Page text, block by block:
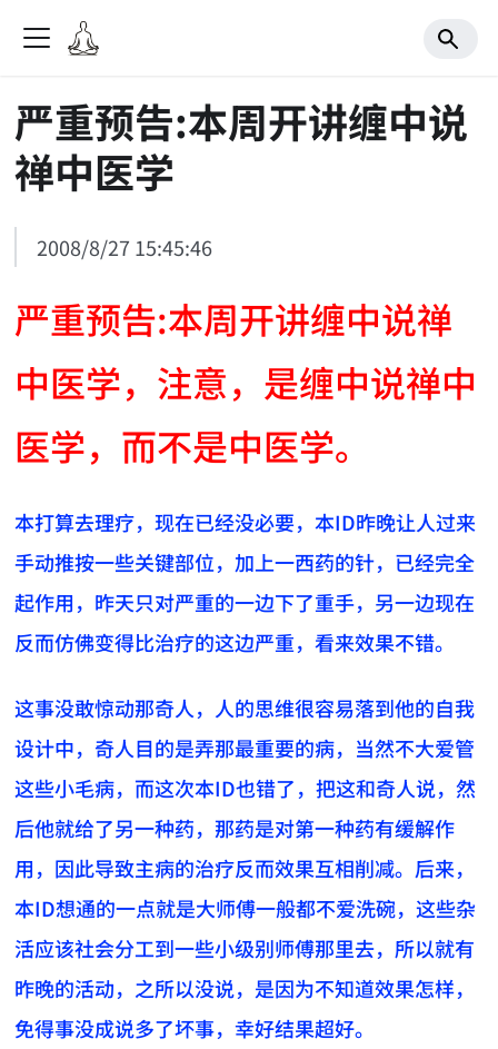
严重预告:本周开讲缠中说
禅中医学
2008/8/27 15:45:46
严重预告:本周开讲缠中说禅
中医学，注意，是缠中说禅中
医学，而不是中医学。
本打算去理疗，现在已经没必要，本ID昨晚让人过来
手动推按一些关键部位，加上一西药的针，已经完全
起作用，昨天只对严重的一边下了重手，另一边现在
反而仿佛变得比治疗的这边严重，看来效果不错。
这事没敢惊动那奇人，人的思维很容易落到他的自我
设计中，奇人目的是弄那最重要的病，当然不大爱管
这些小毛病，而这次本ID也错了，把这和奇人说，然
后他就给了另一种药，那药是对第一种药有缓解作
用，因此导致主病的治疗反而效果互相削减。后来，
本ID想通的一点就是大师傅一般都不爱洗碗，这些杂
活应该社会分工到一些小级别师傅那里去，所以就有
昨晚的活动，之所以没说，是因为不知道效果怎样，
免得事没成说多了坏事，幸好结果超好。